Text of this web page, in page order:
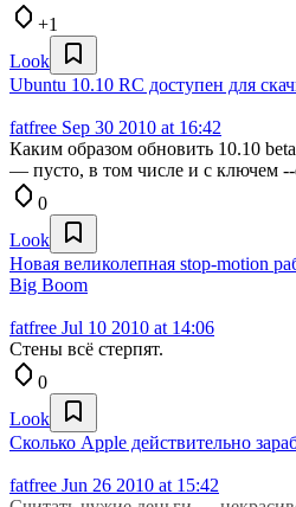
+1
Look
Ubuntu 10.10 RC доступен для
fatfree Sep 30 2010 at 16:42
Каким образом обновить 10.10
— пусто, в том числе и с ключем --
0
Look
Новая великолепная stop-motion
Big Boom
fatfree Jul 10 2010 at 14:06
Стены всё стерпят.
0
Look
Сколько Apple действительно
fatfree Jun 26 2010 at 15:42